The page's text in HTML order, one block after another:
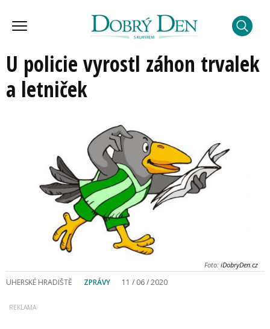
U policie vyrostl záhon trvalek
a letniček
Foto: iDobryDen.cz
UHERSKÉ HRADIŠTĚ ZPRÁVY 11 / 06 / 2020